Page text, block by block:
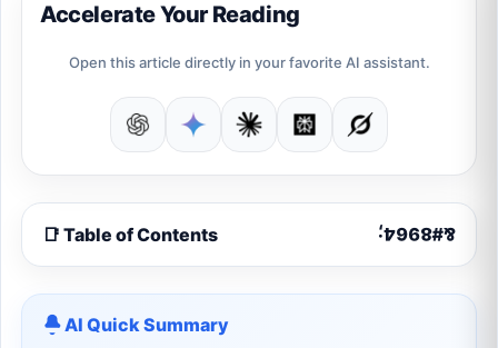
Accelerate Your Reading
Open this article directly in your favorite AI assistant.
📑 Table of Contents
AI Quick Summary